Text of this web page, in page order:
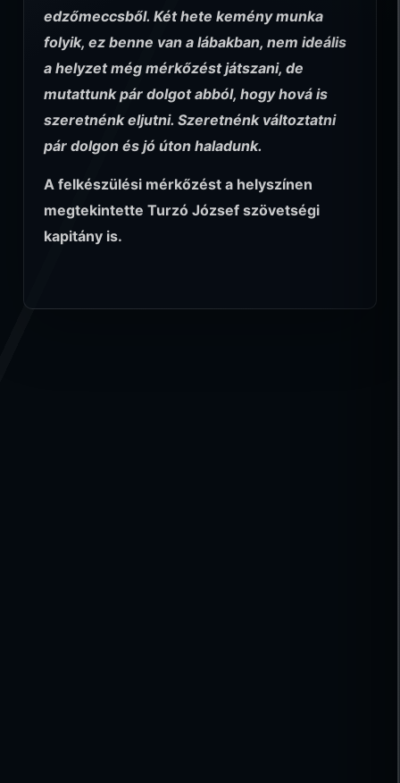
edzőmeccsből. Két hete kemény munka
folyik, ez benne van a lábakban, nem ideális
a helyzet még mérkőzést játszani, de
mutattunk pár dolgot abból, hogy hová is
szeretnénk eljutni. Szeretnénk változtatni
pár dolgon és jó úton haladunk.
A felkészülési mérkőzést a helyszínen
megtekintette Turzó József szövetségi
kapitány is.